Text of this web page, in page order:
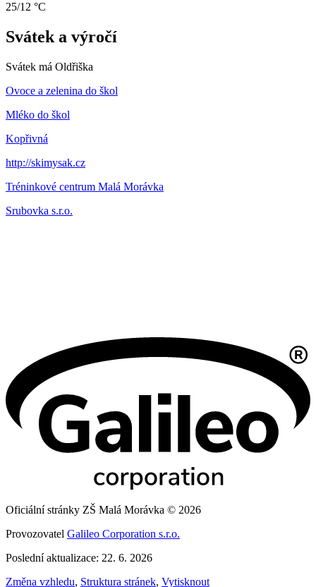
25/12 °C
Svátek a výročí
Svátek má Oldřiška
Ovoce a zelenina do škol
Mléko do škol
Kopřivná
http://skimysak.cz
Tréninkové centrum Malá Morávka
Srubovka s.r.o.
Oficiální stránky ZŠ Malá Morávka © 2026
Provozovatel Galileo Corporation s.r.o.
Poslední aktualizace: 22. 6. 2026
Změna vzhledu, Struktura stránek, Vytisknout